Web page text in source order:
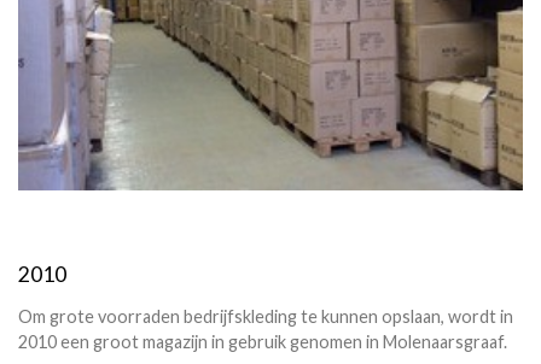
2010
Om grote voorraden bedrijfskleding te kunnen opslaan, wordt in
2010 een groot magazijn in gebruik genomen in Molenaarsgraaf.